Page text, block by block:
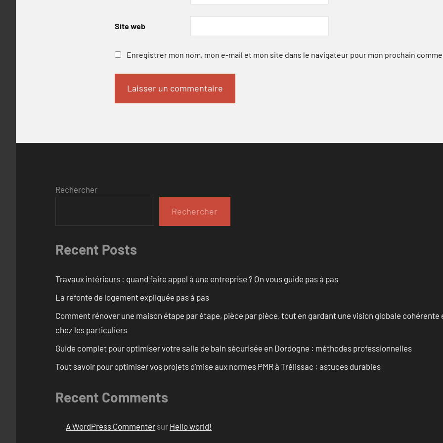
Site web
Enregistrer mon nom, mon e-mail et mon site dans le navigateur pour mon prochain
Rechercher
Rechercher
Recent Posts
Travaux intérieurs : quand faire appel à une entreprise ? On vous guide pas à pas
La refonte de logement expliquée pas à pas
Comment rénover une maison étape par étape, pièce par pièce, tout en gardant une vision globale
chez les particuliers
Guide complet pour optimiser votre salle de bain sécurisée en Dordogne : méthodes professionnelles
Tout savoir pour optimiser vos projets d’mise aux normes PMR à Trélissac : astuces durables
Recent Comments
A WordPress Commenter sur Hello world!